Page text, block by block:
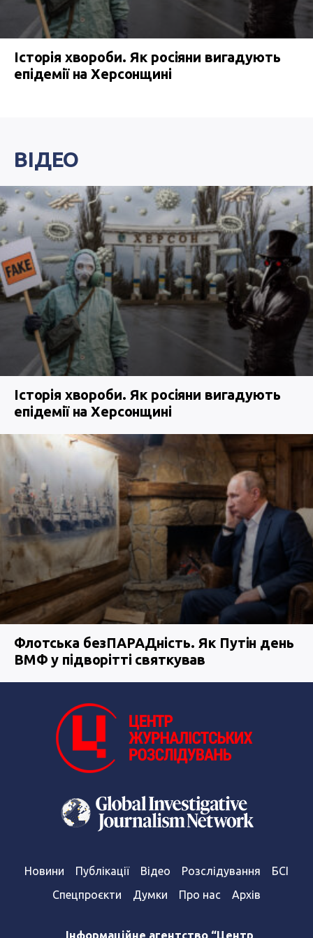
Історія хвороби. Як росіяни вигадують
епідемії на Херсонщині
ВІДЕО
Історія хвороби. Як росіяни вигадують
епідемії на Херсонщині
Флотська безПАРАДність. Як Путін день
ВМФ у підворітті святкував
Новини Публікації Відео Розслідування
БСІ
Спецпроєкти
Думки Про нас Архів